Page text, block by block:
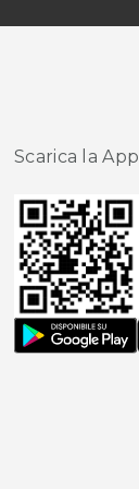
Scarica la App